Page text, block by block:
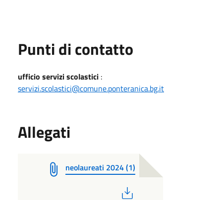
Punti di contatto
ufficio servizi scolastici :
servizi.scolastici@comune.ponteranica.bg.it
Allegati
neolaureati 2024 (1)